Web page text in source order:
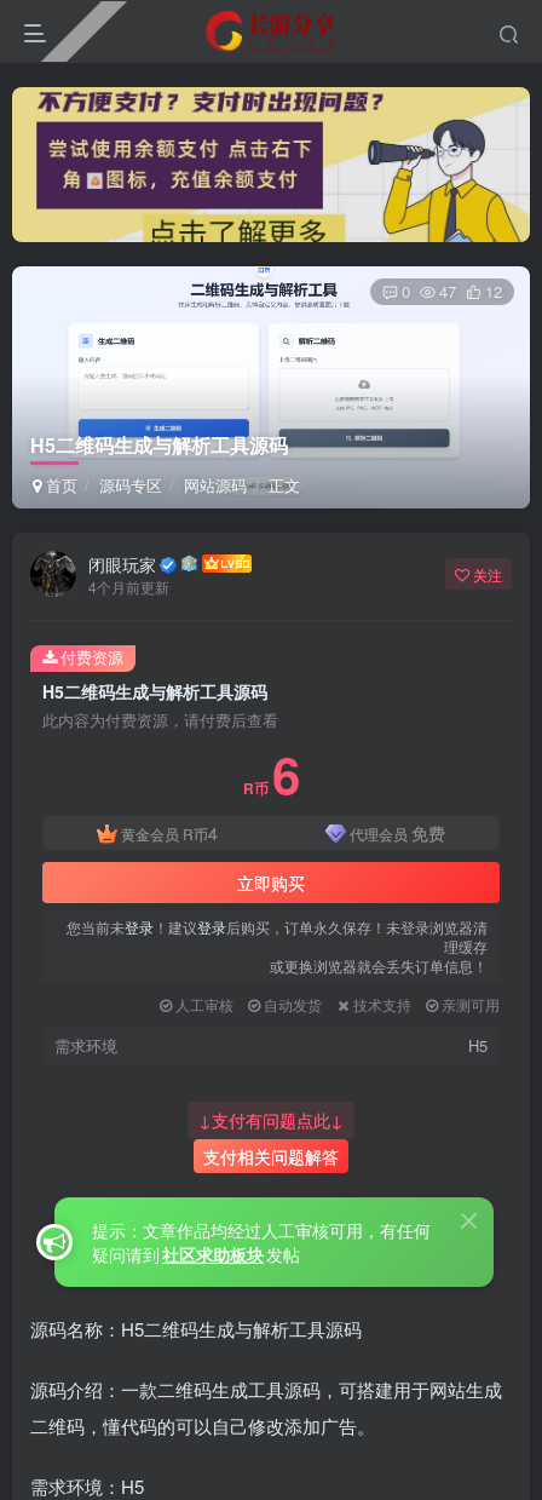
H5二维码生成与解析工具源码
首页 源码专区 网站源码 正文
0 47 12
闭眼玩家
4个月前更新
关注
H5二维码生成与解析工具源码
此内容为付费资源，请付费后查看
R币 6
黄金会员 R币4 代理会员 免费
立即购买
您当前未登录 ！建议登录后购买，订单永久保存！未登录浏览器清
理缓存
或更换浏览器就会丢失订单信息！
人工审核
自动发货 技术支持 亲测可用
需求环境 H5
付费资源
↓支付有问题点此↓
支付相关问题解答
提示：文章作品均经过人工审核可用，有任何
疑问请到社区求助板块发帖
源码名称：H5二维码生成与解析工具源码
源码介绍：一款二维码生成工具源码，可搭建用于网站生成
二维码，懂代码的可以自己修改添加广告。
需求环境：H5